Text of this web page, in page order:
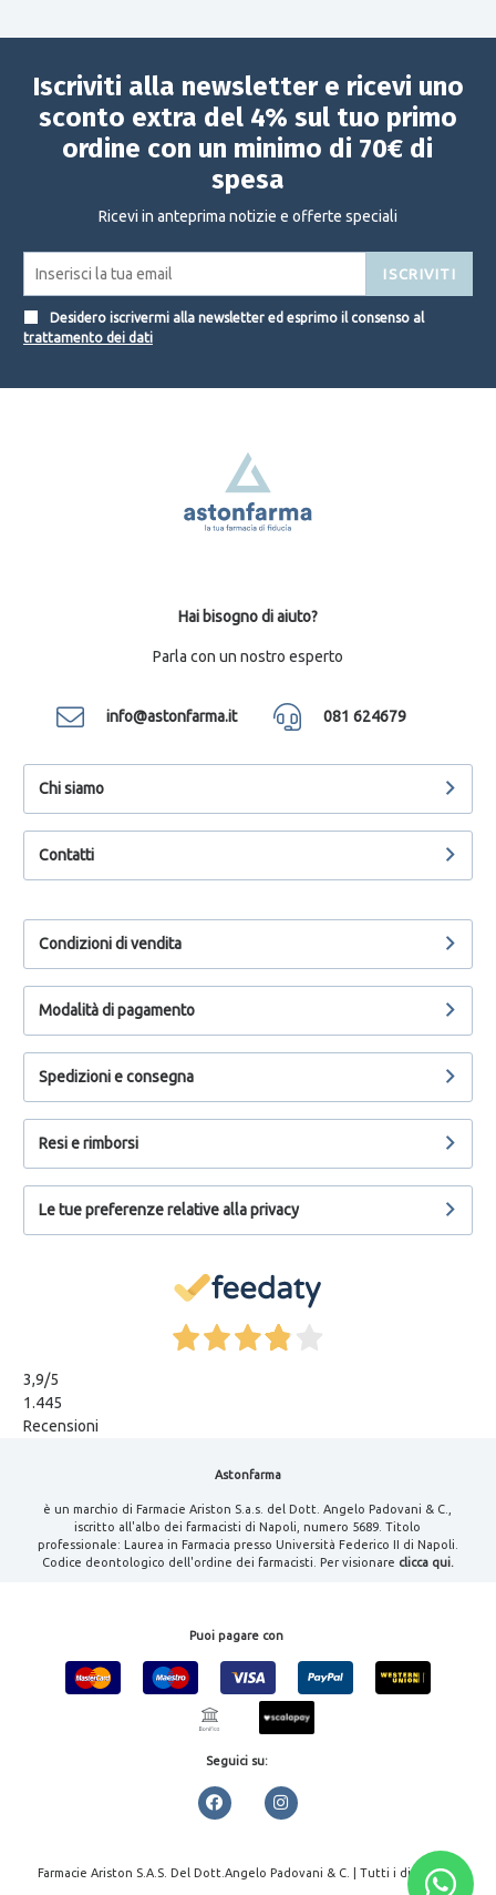
Iscriviti alla newsletter e ricevi uno
sconto extra del 4% sul tuo primo
ordine con un minimo di 70€ di
spesa
Ricevi in anteprima notizie e offerte speciali
ISCRIVITI
Desidero iscrivermi alla newsletter ed esprimo il consenso al
trattamento dei dati
Hai bisogno di aiuto?
Parla con un nostro esperto
info@astonfarma.it 081 624679
Chi siamo
Contatti
Condizioni di vendita
Modalità di pagamento
Spedizioni e consegna
Resi e rimborsi
Le tue preferenze relative alla privacy
3,9/5
1.445
Recensioni
Astonfarma
è un marchio di Farmacie Ariston S.a.s. del Dott. Angelo Padovani & C.,
iscritto all'albo dei farmacisti di Napoli, numero 5689. Titolo
professionale: Laurea in Farmacia presso Università Federico II di Napoli.
Codice deontologico dell'ordine dei farmacisti. Per visionare clicca qui.
Puoi pagare con
Seguici su:
Farmacie Ariston S.A.S. Del Dott.Angelo Padovani & C. | Tutti i diritti